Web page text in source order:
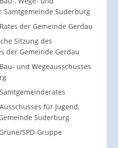
Samtgemeinde Suderburg
der Gemeinde Gerdau
Sitzung des
der Gemeinde Gerdau
und Wegeausschusses
für Jugend,
Suderburg
SPD-Gruppe